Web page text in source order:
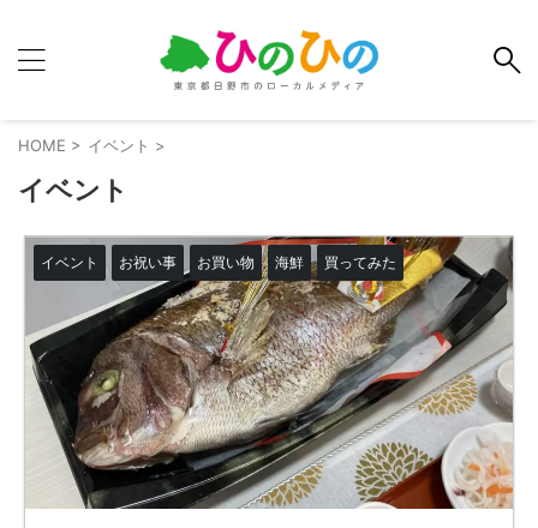
HOME > イベント >
イベント
イベント お祝い事 お買い物 海鮮 買ってみた